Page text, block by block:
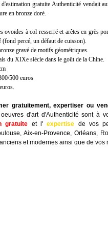
d'estimation gratuite Authenticité vendait
en bronze doré.
ovoïdes à col resserré et arêtes en grès
percé, un défaut de cuisson).
gravé de motifs géométriques.
du XIXe siècle dans le goût de la Chine.
500 euros
gratuitement, expertiser ou
d'art d'Authenticité sont à
gratuite et l' expertise de vos
Aix-en-Provence, Orléans,
et modernes ainsi que de vos